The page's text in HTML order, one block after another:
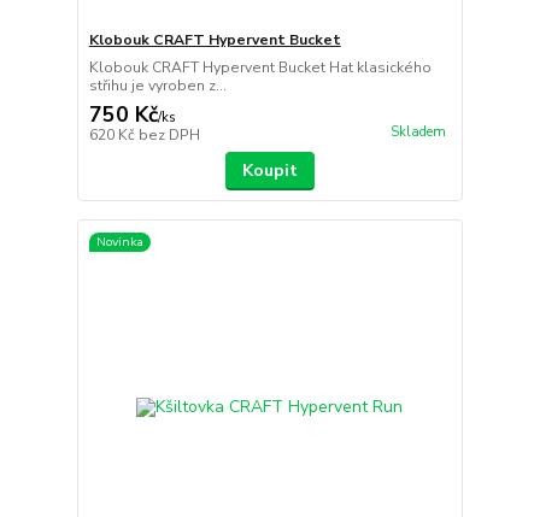
Klobouk CRAFT Hypervent Bucket
Klobouk CRAFT Hypervent Bucket Hat klasického
střihu je vyroben z...
750 Kč/ks
620 Kč bez DPH Skladem
Koupit
Novinka